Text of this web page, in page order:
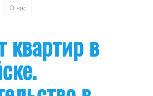
О нас
квартир в